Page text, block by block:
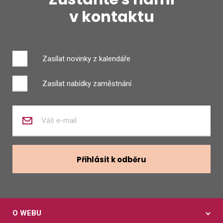
v kontaktu
Zasílat novinky z kalendáře
Zasílat nabídky zaměstnání
váš
mail
Přihlásit k odběru
O WEBU